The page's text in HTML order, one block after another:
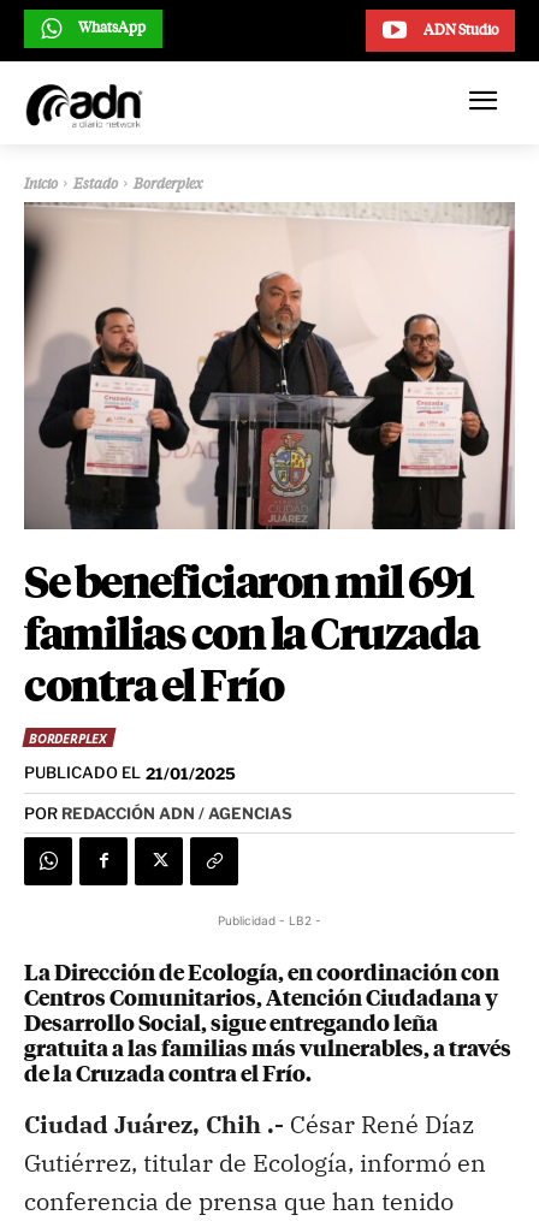
ADN Studio
WhatsApp
Inicio Estado Borderplex
Se beneficiaron mil 691
familias con la Cruzada
contra el Frío
BORDERPLEX
PUBLICADO EL 21/01/2025
POR REDACCIÓN ADN / AGENCIAS
Publicidad - LB2 -
La Dirección de Ecología, en coordinación con
Centros Comunitarios, Atención Ciudadana y
Desarrollo Social, sigue entregando leña
gratuita a las familias más vulnerables, a través
de la Cruzada contra el Frío.
Ciudad Juárez, Chih .- César René Díaz
Gutiérrez, titular de Ecología, informó en
conferencia de prensa que han tenido